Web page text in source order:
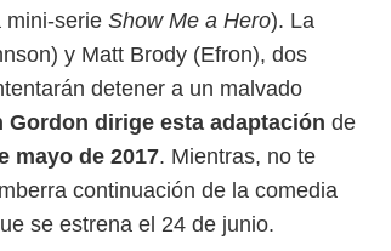
mini-serie Show Me a Hero). La
y Matt Brody (Efron), dos
detener a un malvado
Gordon dirige esta adaptación de
mayo de 2017. Mientras, no te
continuación de la comedia
se estrena el 24 de junio.